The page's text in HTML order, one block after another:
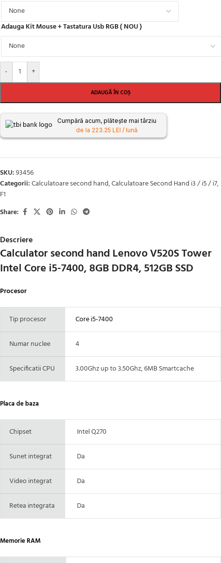
Adauga Kit Mouse + Tastatura Usb RGB ( NOU )
- +
ADAUGĂ ÎN COȘ
Cumpără acum, plătește mai târziu
de la 223.25 LEI / lună
SKU:93456
Categorii:Calculatoare second hand,Calculatoare Second Hand i3 / i5 / i7,
F1
Share:
Descriere
Calculator second hand Lenovo V520S Tower
Intel Core i5-7400, 8GB DDR4, 512GB SSD
Procesor
Tip procesor Core i5-7400
Numar nuclee 4
Specificatii CPU 3.00Ghz up to 3.50Ghz, 6MB Smartcache
Placa de baza
Chipset Intel Q270
Sunet integrat Da
Video integrat Da
Retea integrata Da
Memorie RAM